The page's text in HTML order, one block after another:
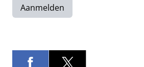
Aanmelden